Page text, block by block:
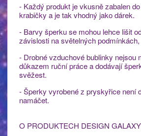
- Každý produkt je vkusně zabalen
krabičky a je tak vhodný jako dárek.
- Barvy šperku se mohou lehce lišit
závislosti na světelných
- Drobné vzduchové bublinky nejsou
důkazem ruční práce a dodávají
svěžest.
- Šperky vyrobené z pryskyřice není
namáčet.
O PRODUKTECH DESIGN GALAXY